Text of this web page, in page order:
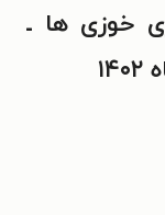
خوزی ها ـ